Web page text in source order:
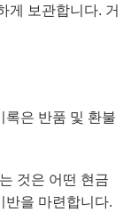
게 보관합니다. 거
록은 반품 및 환불
것은 어떤 현금
반을 마련합니다.